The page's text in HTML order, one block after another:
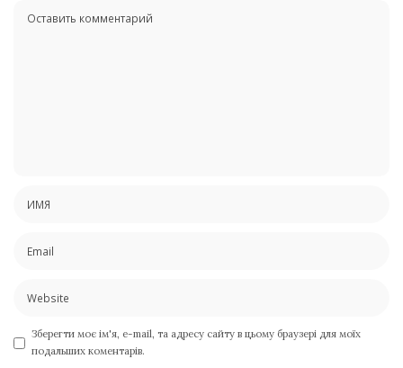
Зберегти моє ім'я, e-mail, та адресу сайту в цьому браузері для моїх
подальших коментарів.